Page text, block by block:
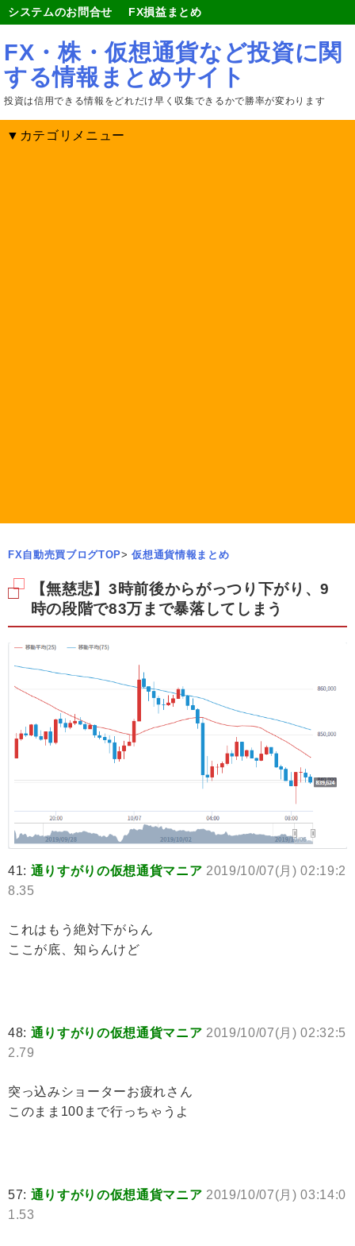
システムのお問合せ FX損益まとめ
FX・株・仮想通貨など投資に関
する情報まとめサイト
投資は信用できる情報をどれだけ早く収集できるかで勝率が変わります
▼カテゴリメニュー
FX自動売買ブログTOP> 仮想通貨情報まとめ
【無慈悲】3時前後からがっつり下がり、9
時の段階で83万まで暴落してしまう
41: 通りすがりの仮想通貨マニア 2019/10/07(月) 02:19:2
8.35
これはもう絶対下がらん
ここが底、知らんけど
48: 通りすがりの仮想通貨マニア 2019/10/07(月) 02:32:5
2.79
突っ込みショーターお疲れさん
このまま100まで行っちゃうよ
57: 通りすがりの仮想通貨マニア 2019/10/07(月) 03:14:0
1.53